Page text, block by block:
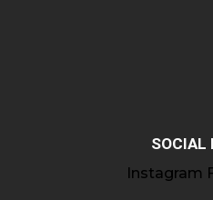
SOCIAL
Instagram